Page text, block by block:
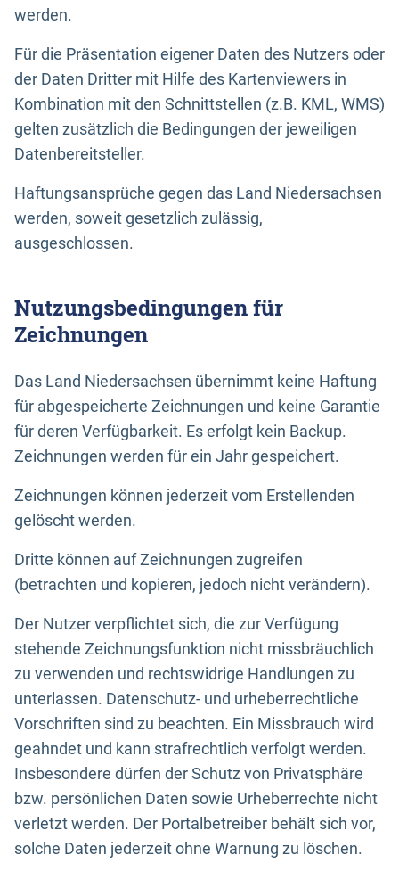
werden.
Für die Präsentation eigener Daten des Nutzers oder
der Daten Dritter mit Hilfe des Kartenviewers in
Kombination mit den Schnittstellen (z.B. KML, WMS)
gelten zusätzlich die Bedingungen der jeweiligen
Datenbereitsteller.
Haftungsansprüche gegen das Land Niedersachsen
werden, soweit gesetzlich zulässig,
ausgeschlossen.
Nutzungsbedingungen für
Zeichnungen
Das Land Niedersachsen übernimmt keine Haftung
für abgespeicherte Zeichnungen und keine Garantie
für deren Verfügbarkeit. Es erfolgt kein Backup.
Zeichnungen werden für ein Jahr gespeichert.
Zeichnungen können jederzeit vom Erstellenden
gelöscht werden.
Dritte können auf Zeichnungen zugreifen
(betrachten und kopieren, jedoch nicht verändern).
Der Nutzer verpflichtet sich, die zur Verfügung
stehende Zeichnungsfunktion nicht missbräuchlich
zu verwenden und rechtswidrige Handlungen zu
unterlassen. Datenschutz- und urheberrechtliche
Vorschriften sind zu beachten. Ein Missbrauch wird
geahndet und kann strafrechtlich verfolgt werden.
Insbesondere dürfen der Schutz von Privatsphäre
bzw. persönlichen Daten sowie Urheberrechte nicht
verletzt werden. Der Portalbetreiber behält sich vor,
solche Daten jederzeit ohne Warnung zu löschen.